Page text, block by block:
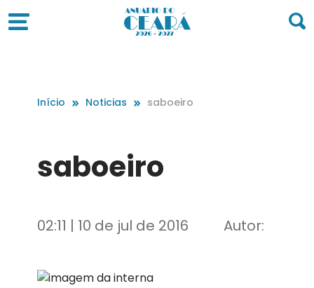
Início Noticias saboeiro
saboeiro
02:11 | 10 de jul de 2016 Autor: